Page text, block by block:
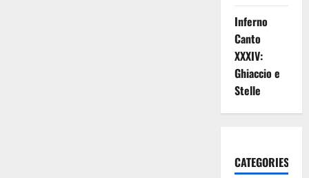
Inferno
Canto
XXXIV:
Ghiaccio e
Stelle
CATEGORIES